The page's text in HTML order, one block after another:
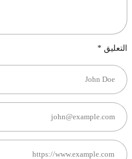
التعليق *